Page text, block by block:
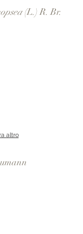
(L.) R. Br.
altro